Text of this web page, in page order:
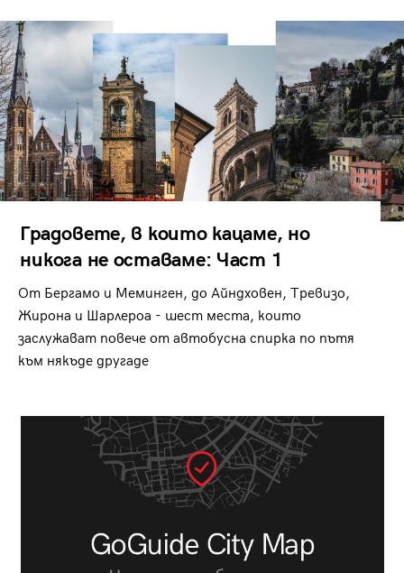
Градовете, в които кацаме, но
никога не оставаме: Част 1
От Бергамо и Меминген, до Айндховен, Тревизо,
Жирона и Шарлероа - шест места, които
заслужават повече от автобусна спирка по пътя
към някъде другаде